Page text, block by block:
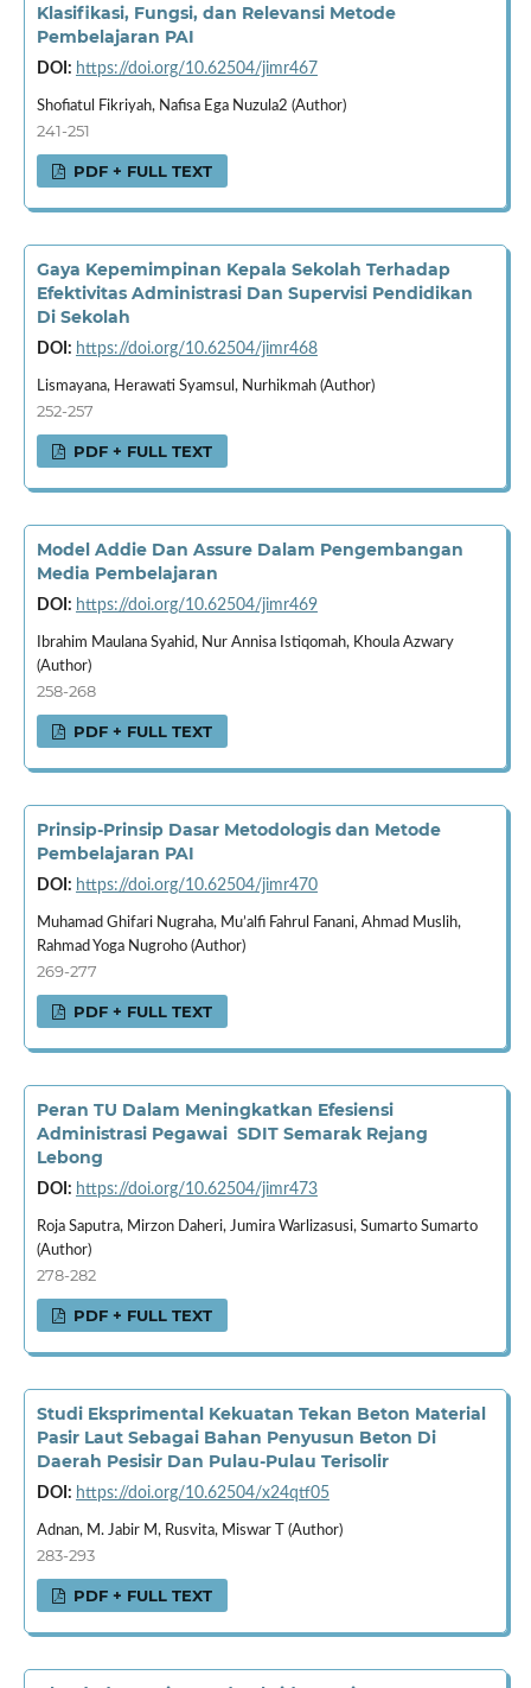
Klasifikasi, Fungsi, dan Relevansi Metode
Pembelajaran PAI
DOI: https://doi.org/10.62504/jimr467
Shofiatul Fikriyah, Nafisa Ega Nuzula2 (Author)
241-251
PDF + FULL TEXT
Gaya Kepemimpinan Kepala Sekolah Terhadap
Efektivitas Administrasi Dan Supervisi Pendidikan
Di Sekolah
DOI: https://doi.org/10.62504/jimr468
Lismayana, Herawati Syamsul, Nurhikmah (Author)
252-257
PDF + FULL TEXT
Model Addie Dan Assure Dalam Pengembangan
Media Pembelajaran
DOI: https://doi.org/10.62504/jimr469
Ibrahim Maulana Syahid, Nur Annisa Istiqomah, Khoula Azwary
(Author)
258-268
PDF + FULL TEXT
Prinsip-Prinsip Dasar Metodologis dan Metode
Pembelajaran PAI
DOI: https://doi.org/10.62504/jimr470
Muhamad Ghifari Nugraha, Mu’alfi Fahrul Fanani, Ahmad Muslih,
Rahmad Yoga Nugroho (Author)
269-277
PDF + FULL TEXT
Peran TU Dalam Meningkatkan Efesiensi
Administrasi Pegawai SDIT Semarak Rejang
Lebong
DOI: https://doi.org/10.62504/jimr473
Roja Saputra, Mirzon Daheri, Jumira Warlizasusi, Sumarto Sumarto
(Author)
278-282
PDF + FULL TEXT
Studi Eksprimental Kekuatan Tekan Beton Material
Pasir Laut Sebagai Bahan Penyusun Beton Di
Daerah Pesisir Dan Pulau-Pulau Terisolir
DOI: https://doi.org/10.62504/x24qtf05
Adnan, M. Jabir M, Rusvita, Miswar T (Author)
283-293
PDF + FULL TEXT